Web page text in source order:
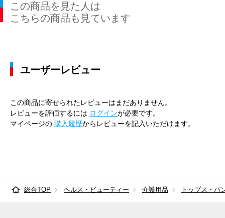
この商品を見た人は
こちらの商品も見ています
ユーザーレビュー
この商品に寄せられたレビューはまだありません。
レビューを評価するには ログインが必要です。
マイページの 購入履歴からレビューを記入いただけます。
総合TOP ヘルス・ビューティー 介護用品 トップス・パ